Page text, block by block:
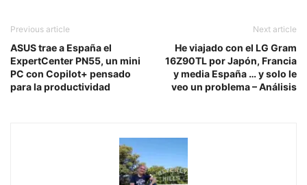
Previous article
ASUS trae a España el
ExpertCenter PN55, un mini
PC con Copilot+ pensado
para la productividad
Next article
He viajado con el LG Gram
16Z90TL por Japón, Francia
y media España … y solo le
veo un problema – Análisis